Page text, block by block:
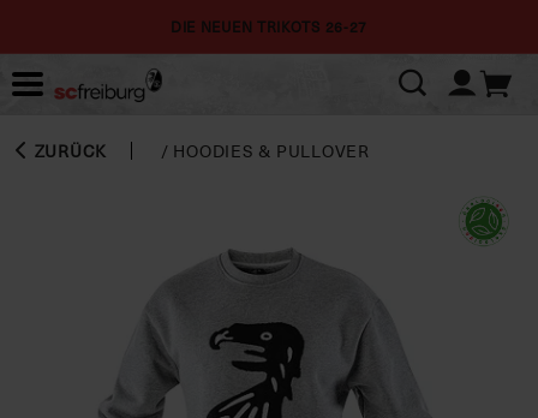
DIE NEUEN TRIKOTS 26-27
ZURÜCK / HOODIES & PULLOVER